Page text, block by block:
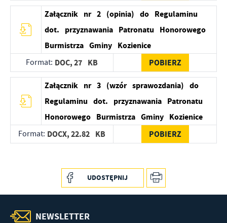
Załącznik nr 2 (opinia) do Regulaminu
dot. przyznawania Patronatu Honorowego
Burmistrza Gminy Kozienice
Format: DOC,27 KB POBIERZ
Załącznik nr 3 (wzór sprawozdania) do
Regulaminu dot. przyznawania Patronatu
Honorowego Burmistrza Gminy Kozienice
Format: DOCX,22.82 KB POBIERZ
UDOSTĘPNIJ
NEWSLETTER